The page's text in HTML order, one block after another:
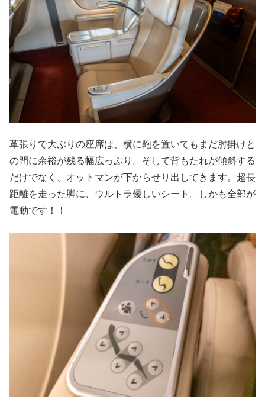
革張りで大ぶりの座席は、横に鞄を置いてもまだ肘掛けと
の間に余裕が残る幅広っぷり。そして背もたれが傾斜する
だけでなく、オットマンが下からせり出してきます。超長
距離を走った脚に、ウルトラ優しいシート。しかも全部が
電動です！！